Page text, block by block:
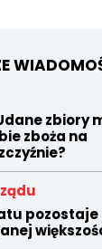
zbiory
zboża na